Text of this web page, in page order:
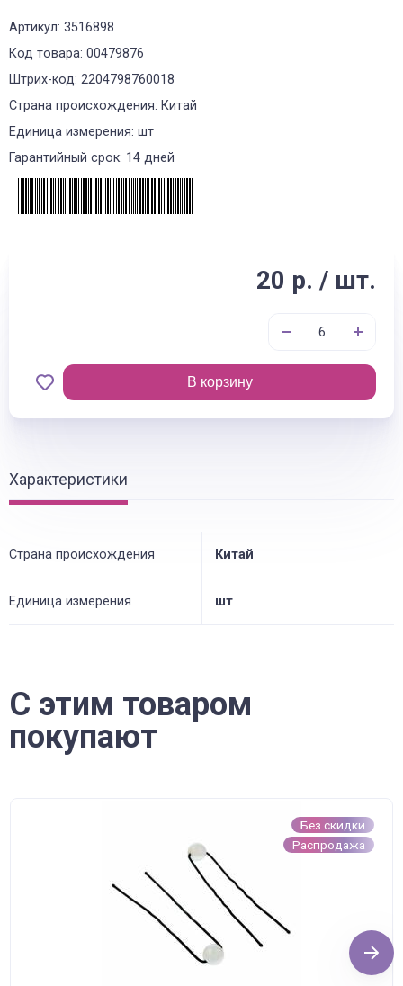
Артикул: 3516898
Код товара: 00479876
Штрих-код: 2204798760018
Страна происхождения: Китай
Единица измерения: шт
Гарантийный срок: 14 дней
20 р. / шт.
В корзину
Характеристики
Страна происхождения Китай
Единица измерения шт
С этим товаром
покупают
Без скидки
Распродажа
Next